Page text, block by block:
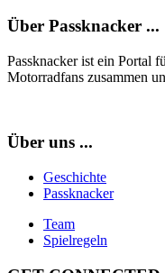
Über Passknacker ...
Passknacker ist ein Portal
Motorradfans zusammen
Über uns ...
Geschichte
Passknacker
Team
Spielregeln